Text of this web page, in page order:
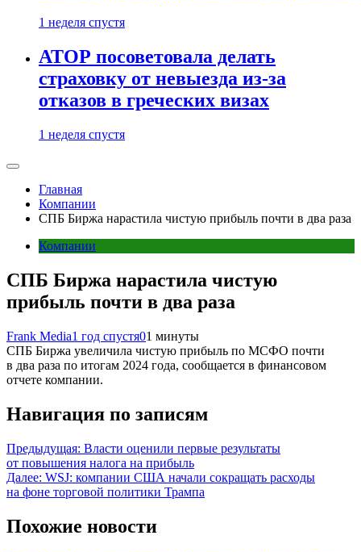
1 неделя спустя
АТОР посоветовала делать
страховку от невыезда из-за
отказов в греческих визах
1 неделя спустя
Главная
Компании
СПБ Биржа нарастила чистую прибыль почти в два раза
Компании
СПБ Биржа нарастила чистую
прибыль почти в два раза
Frank Media1 год спустя01 минуты
СПБ Биржа увеличила чистую прибыль по МСФО почти
в два раза по итогам 2024 года, сообщается в финансовом
отчете компании.
Навигация по записям
Предыдущая: Власти оценили первые результаты
от повышения налога на прибыль
Далее: WSJ: компании США начали сокращать расходы
на фоне торговой политики Трампа
Похожие новости